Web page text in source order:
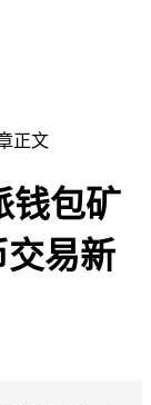
正文
钱包矿
交易新